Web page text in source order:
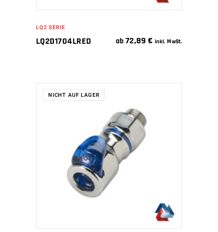
LQ2 SERIE
LQ2D1704LRED ab 72,89€ inkl. MwSt.
NICHT AUF LAGER
WEITERLESEN